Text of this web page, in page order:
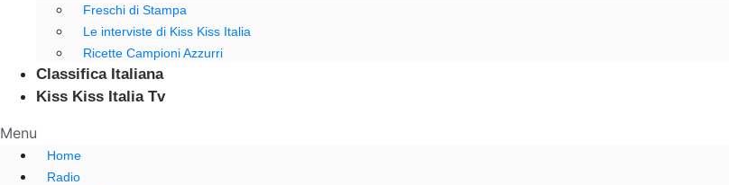
Freschi di Stampa
Le interviste di Kiss Kiss Italia
Ricette Campioni Azzurri
Classifica Italiana
Kiss Kiss Italia Tv
Menu
Home
Radio